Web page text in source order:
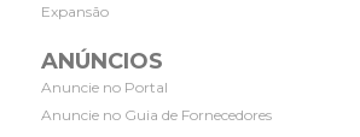
Expansão
ANÚNCIOS
Anuncie no Portal
Anuncie no Guia de Fornecedores